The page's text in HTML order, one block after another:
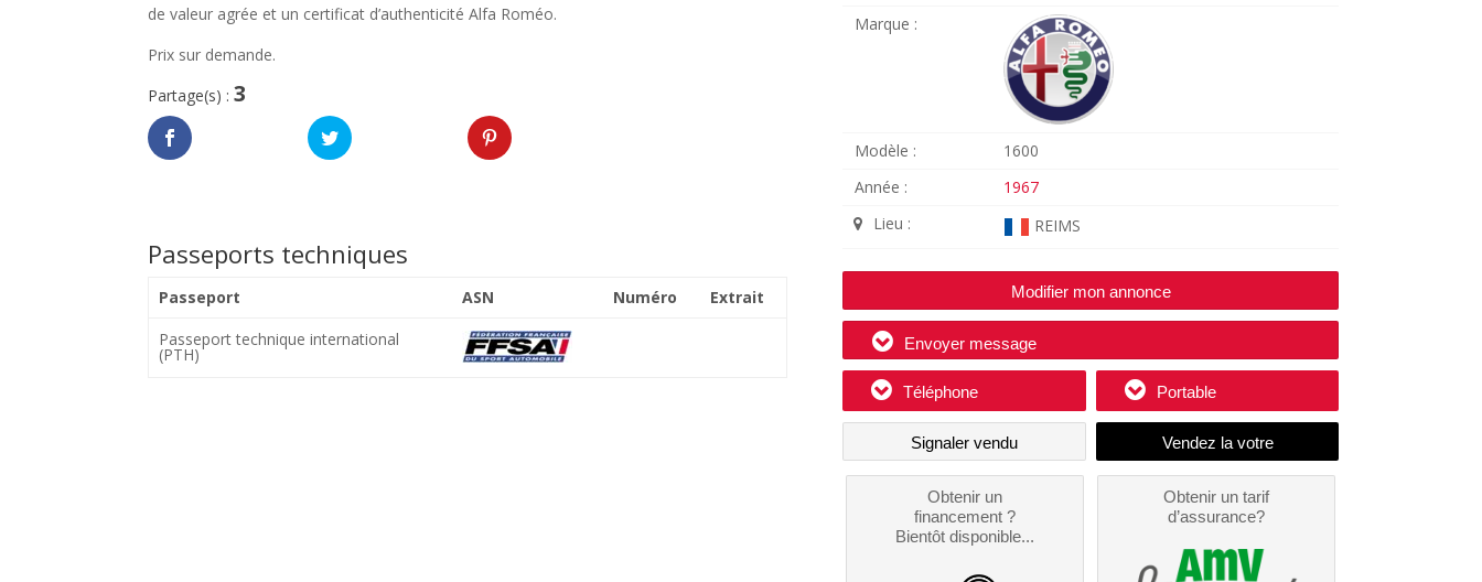
de valeur agrée et un certificat d’authenticité Alfa Roméo.
Prix sur demande.
Partage(s) :3
Passeports techniques
Passeport ASN Numéro
Extrait
Passeport technique international
(PTH)
Marque :
Modèle :
1600
Année :
1967
Lieu :
REIMS
Modifier mon annonce
Envoyer message
Téléphone Portable
Signaler vendu
Obtenir un
financement ?
Bientôt disponible...
Obtenir un tarif
d’assurance?